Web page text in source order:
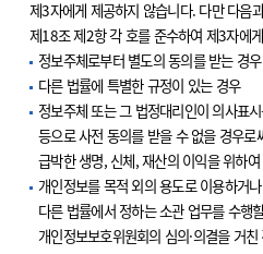
제3자에게 제공하지 않습니다. 다만 다음
제18조 제2항 각 호를 준수하여 제3자에
정보주체로부터 별도의 동의를 받는 경우
다른 법률에 특별한 규정이 있는 경우
정보주체 또는 그 법정대리인이 의사표
등으로 사전 동의를 받을 수 없을 경우로
급박한 생명, 신체, 재산의 이익을 위하
개인정보를 목적 외의 용도로 이용하거
다른 법률에서 정하는 소관 업무를 수행
개인정보보호위원회의 심의·의결을 거친